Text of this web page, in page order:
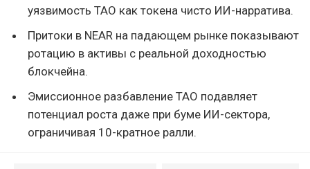
уязвимость TAO как токена чисто ИИ-нарратива.
Притоки в NEAR на падающем рынке показывают
ротацию в активы с реальной доходностью
блокчейна.
Эмиссионное разбавление TAO подавляет
потенциал роста даже при буме ИИ-сектора,
ограничивая 10-кратное ралли.